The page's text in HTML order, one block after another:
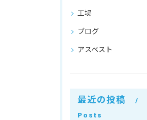
工場
ブログ
アスベスト
最近の投稿
Posts